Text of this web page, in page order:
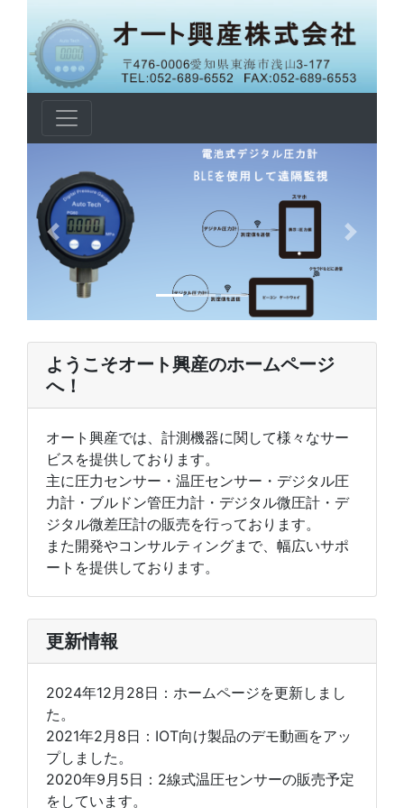
Previous Next
ようこそオート興産のホームページ
へ！
オート興産では、計測機器に関して様々なサー
ビスを提供しております。
主に圧力センサー・温圧センサー・デジタル圧
力計・ブルドン管圧力計・デジタル微圧計・デ
ジタル微差圧計の販売を行っております。
また開発やコンサルティングまで、幅広いサポ
ートを提供しております。
更新情報
2024年12月28日：ホームページを更新しまし
た。
2021年2月8日：IOT向け製品のデモ動画をアッ
プしました。
2020年9月5日：2線式温圧センサーの販売予定
をしています。